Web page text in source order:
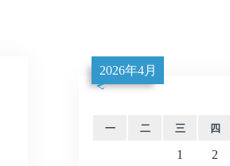
2026年4月
一 二 三 四
1 2